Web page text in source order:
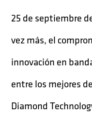
25 de septiembre
vez más, el
innovación en
entre los mejores
Diamond